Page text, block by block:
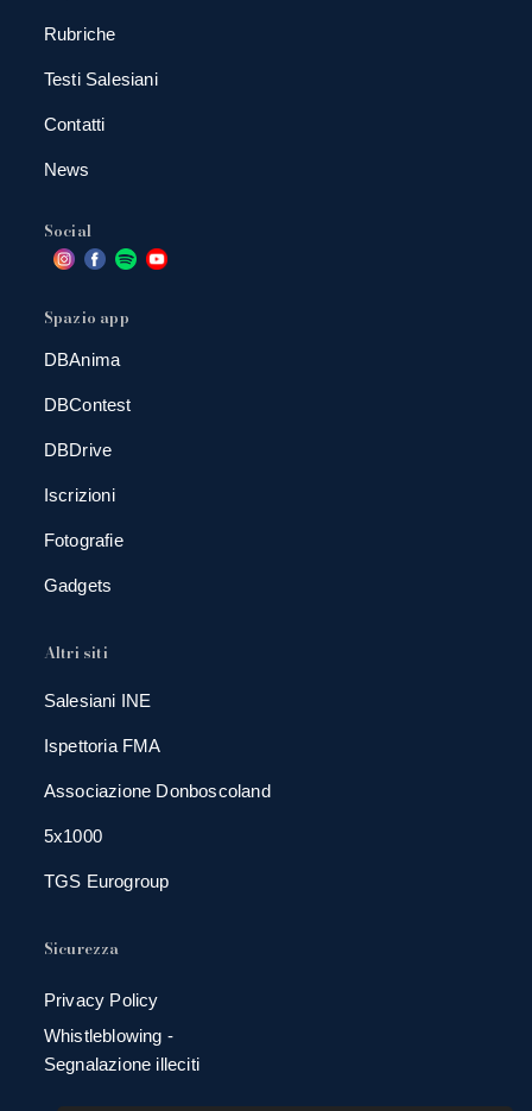
Rubriche
Testi Salesiani
Contatti
News
Social
Spazio app
DBAnima
DBContest
DBDrive
Iscrizioni
Fotografie
Gadgets
Altri siti
Salesiani INE
Ispettoria FMA
Associazione Donboscoland
5x1000
TGS Eurogroup
Sicurezza
Privacy Policy
Whistleblowing -
Segnalazione illeciti